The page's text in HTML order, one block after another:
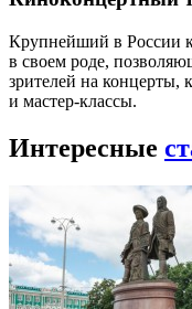
Крупнейший в России
в своем роде,
зрителей на концерты,
и мастер-классы.
Интересные